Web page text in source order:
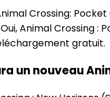
Crossing:
Animal Crossing :
gratuit.
un nouveau